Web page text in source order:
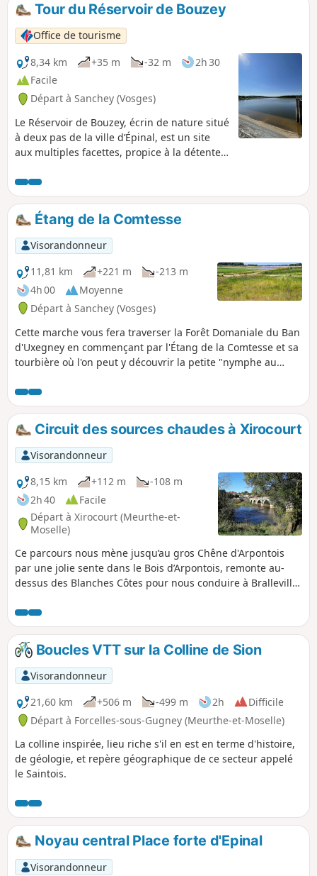
Tour du Réservoir de Bouzey
Office de tourisme
8,34 km
+35 m -32 m
2h 30
Facile
Départ à Sanchey (Vosges)
Le Réservoir de Bouzey, écrin de nature situé
à deux pas de la ville d’Épinal, est un site
aux multiples facettes, propice à la détente,
environnement verdoyant offre un
dépaysement total et c’est l’endroit rêvé pour
pratiquer différentes activités sportives et
de loisirs. Une immersion au cœur de
paysages idylliques pour se dépenser, se
baigner ou simplement lézarder sur la plage
!
Étang de la Comtesse
Visorandonneur
11,81 km
+221 m
-213 m
4h 00
Moyenne
Départ à Sanchey (Vosges)
Cette marche vous fera traverser la Forêt Domaniale du Ban
d'Uxegney en commençant par l'Étang de la Comtesse et sa
tourbière où l'on peut y découvrir la petite "nymphe au
des marais, l'utriculaire jaunâtre et le scirpe flottant. Sans
oublier le drosera qui est une plante insectivore. Tout au
long de cette balade vous découvrirez également les
Roches d'Olima , sa poudrière et le canal d'alimentation du
réservoir de Bouzey.
Circuit des sources chaudes à Xirocourt
Visorandonneur
8,15 km
+112 m
-108 m
2h 40
Facile
Départ à Xirocourt (Meurthe-et-
Moselle)
Ce parcours nous mène jusqu’au gros Chêne d'Arpontois
par une jolie sente dans le Bois d’Arpontois, remonte au-
dessus des Blanches Côtes pour nous conduire à Bralleville
ferme de la Vau et le Saintois. De Bralleville à Xirocourt, le
retour se fait par un chemin entre champs et rivière.
Boucles VTT sur la Colline de Sion
Visorandonneur
21,60 km
+506 m -499 m 2h
Difficile
Départ à Forcelles-sous-Gugney (Meurthe-et-Moselle)
La colline inspirée, lieu riche s'il en est en terme d'histoire,
de géologie, et repère géographique de ce secteur appelé
le Saintois.
Noyau central Place forte d'Epinal
Visorandonneur